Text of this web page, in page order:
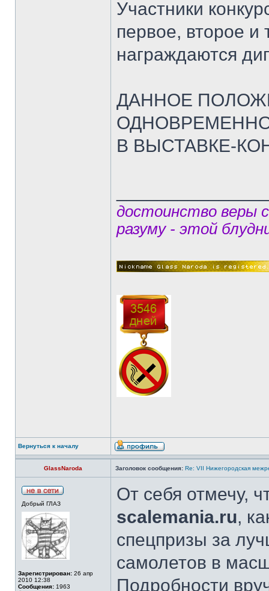
Участники
первое, второе
награждаются
ДАННОЕ
В ВЫСТАВКЕ-
достоинство веры
разуму - этой
Вернуться к началу
GlassNaroda Заголовок сообщения: Re: VII Нижегородская
Добрый ГЛАЗ
Зарегистрирован: 26 апр
2010 12:38
Сообщения: 1963
От себя отмечу,
scalemania.ru,
спецпризы за
самолетов в
Подробности